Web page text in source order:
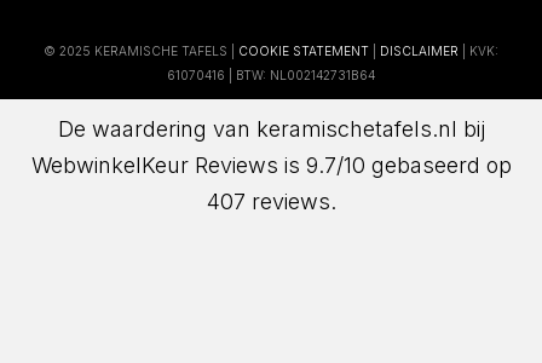
© 2025 KERAMISCHE TAFELS | COOKIE STATEMENT DISCLAIMER | KVK:
61070416 | BTW: NL002142731B64
De waardering van keramischetafels.nl bij
WebwinkelKeur Reviews is 9.7/10 gebaseerd op
407 reviews.